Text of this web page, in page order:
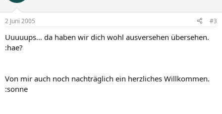
2 Juni 2005 #3
Uuuuups... da haben wir dich wohl ausversehen übersehen.
:hae?
Von mir auch noch nachträglich ein herzliches Willkommen.
:sonne